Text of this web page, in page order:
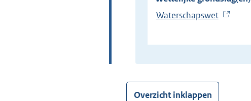
Waterschapswet(
x
r
Overzicht inklappen